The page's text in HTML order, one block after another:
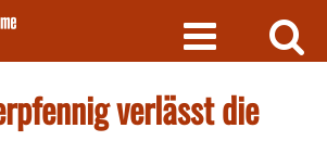
verlässt die